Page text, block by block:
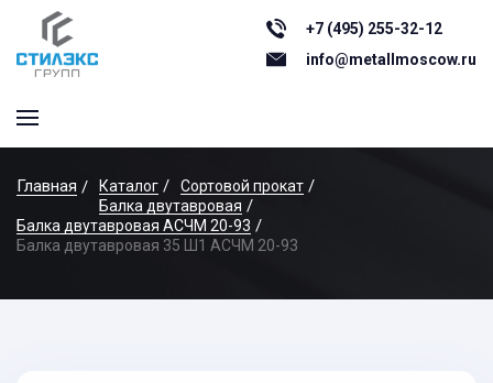
+7 (495) 255-32-12
info@metallmoscow.ru
Главная Каталог
Сортовой прокат
Балка двутавровая
Балка двутавровая АСЧМ 20-93
Балка двутавровая 35 Ш1 АСЧМ 20-93